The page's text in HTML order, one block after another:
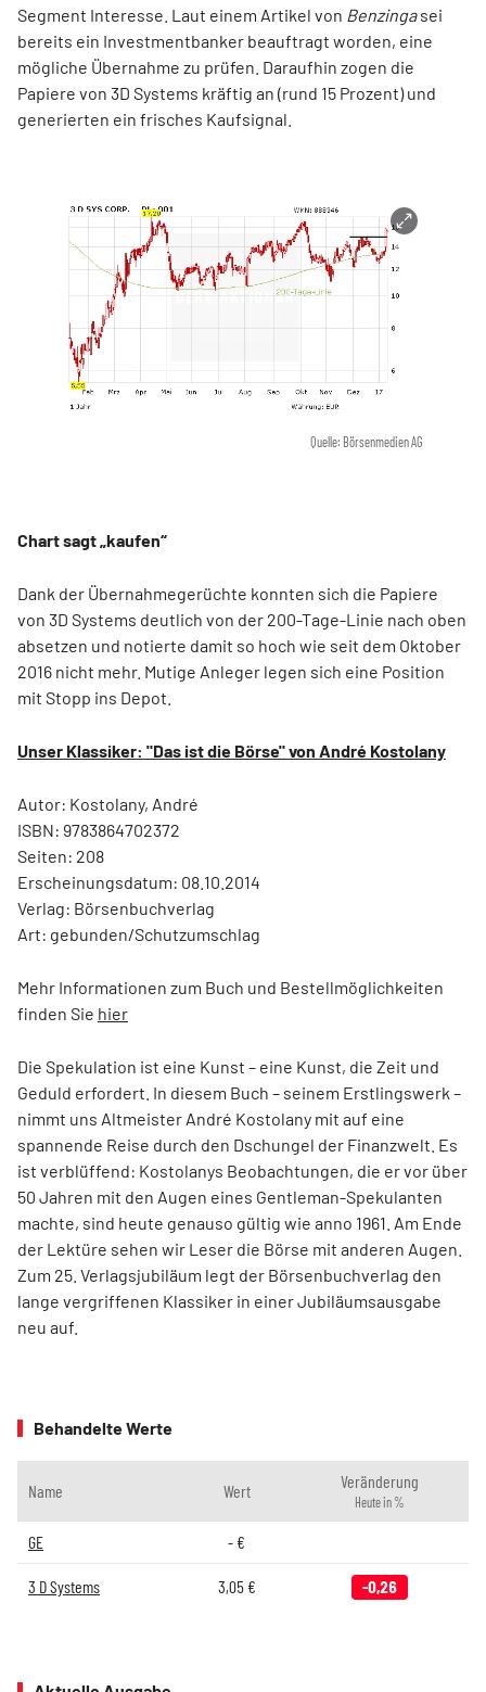
Segment Interesse. Laut einem Artikel von Benzingasei
bereits ein Investmentbanker beauftragt worden, eine
mögliche Übernahme zu prüfen. Daraufhin zogen die
Papiere von 3D Systems kräftig an (rund 15 Prozent) und
generierten ein frisches Kaufsignal.
Quelle: Börsenmedien AG
Chart sagt „kaufen“
Dank der Übernahmegerüchte konnten sich die Papiere
von 3D Systems deutlich von der 200-Tage-Linie nach oben
absetzen und notierte damit so hoch wie seit dem Oktober
2016 nicht mehr. Mutige Anleger legen sich eine Position
mit Stopp ins Depot.
Unser Klassiker: "Das ist die Börse" von André Kostolany
Autor: Kostolany, André
ISBN: 9783864702372
Seiten: 208
Erscheinungsdatum: 08.10.2014
Verlag: Börsenbuchverlag
Art: gebunden/Schutzumschlag
Mehr Informationen zum Buch und Bestellmöglichkeiten
finden Sie hier
Die Spekulation ist eine Kunst – eine Kunst, die Zeit und
Geduld erfordert. In diesem Buch – seinem Erstlingswerk –
nimmt uns Altmeister André Kostolany mit auf eine
spannende Reise durch den Dschungel der Finanzwelt. Es
ist verblüffend: Kostolanys Beobachtungen, die er vor über
50 Jahren mit den Augen eines Gentleman-Spekulanten
machte, sind heute genauso gültig wie anno 1961. Am Ende
der Lektüre sehen wir Leser die Börse mit anderen Augen.
Zum 25. Verlagsjubiläum legt der Börsenbuchverlag den
lange vergriffenen Klassiker in einer Jubiläumsausgabe
neu auf.
Behandelte Werte
Name Wert Veränderung
Heute in %
GE - €
3 D Systems 3,05€ -0,26